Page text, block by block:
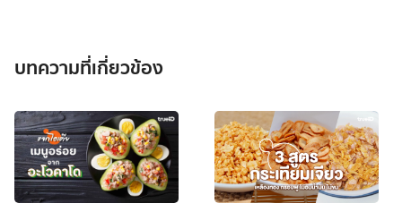
บทความที่เกี่ยวข้อง